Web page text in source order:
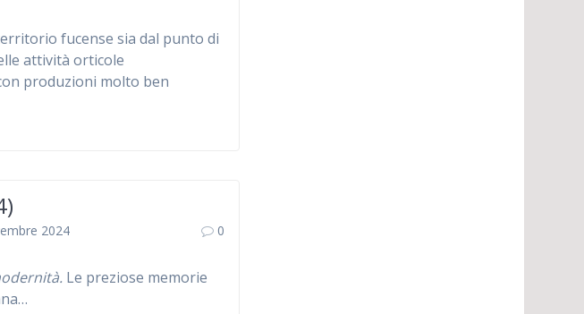
fucense sia dal punto di
attività orticole
produzioni molto ben
2024 0
Le preziose memorie